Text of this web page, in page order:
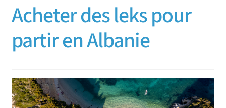
Acheter des leks pour
partir en Albanie